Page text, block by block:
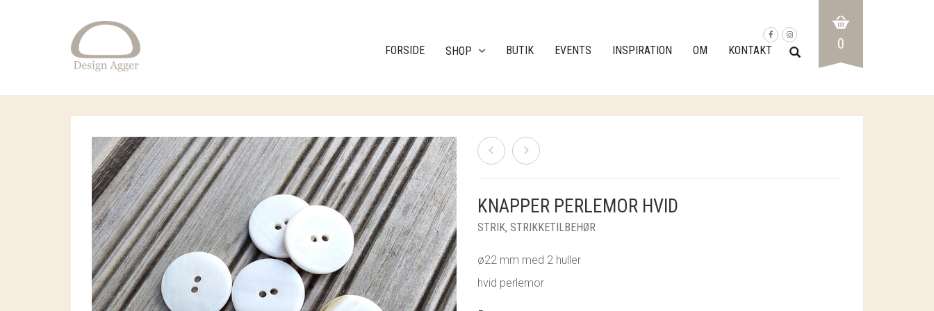
FORSIDE SHOP BUTIK EVENTS INSPIRATION OM KONTAKT 0
KNAPPER PERLEMOR HVID
STRIK, STRIKKETILBEHØR
ø22 mm med 2 huller
hvid perlemor